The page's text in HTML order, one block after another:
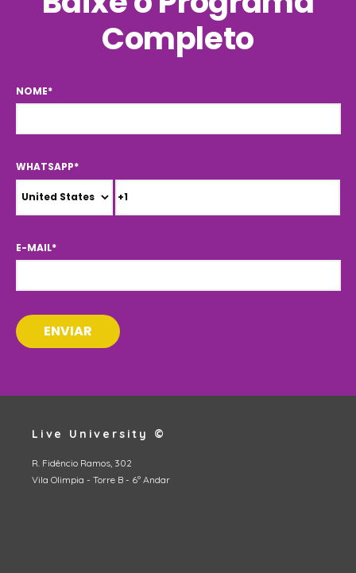
Completo
NOME*
WHATSAPP*
E-MAIL*
Live University ©
R. Fidêncio Ramos, 302
Vila Olimpia - Torre B - 6º Andar